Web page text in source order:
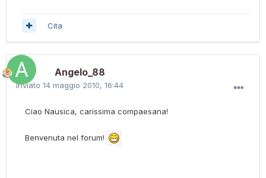
Cita
Angelo_88
Inviato 14 maggio 2010, 16:44
Ciao Nausica, carissima compaesana!
Benvenuta nel forum!